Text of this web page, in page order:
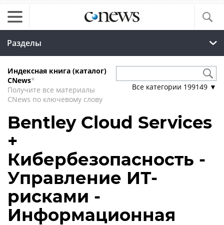
Разделы
Индексная книга (каталог)
CNews*
Получите все материалы
CNews по ключевому слову
Все категории 199149 ▼
Bentley Cloud Services
+
Кибербезопасность -
Управление ИТ-
рисками -
Информационная